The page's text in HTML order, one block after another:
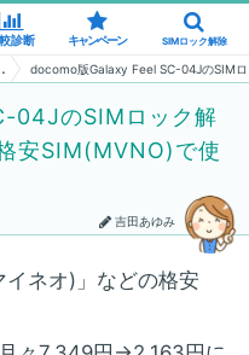
診断 キャンペーン SIMロック解除
docomo版Galaxy Feel SC-04JのSIM
04JのSIMロック解
安SIM(MVNO)で使
吉田あゆみ
ネオ)」などの格安
診断 キャンペーン SIMロック解除